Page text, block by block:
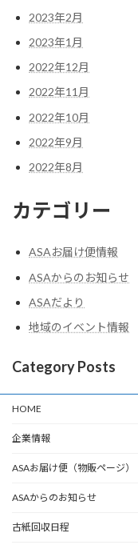
2023年2月
2023年1月
2022年12月
2022年11月
2022年10月
2022年9月
2022年8月
カテゴリー
ASAお届け便情報
ASAからのお知らせ
ASAだより
地域のイベント情報
Category Posts
HOME
企業情報
ASAお届け便（物販ページ）
ASAからのお知らせ
古紙回収日程